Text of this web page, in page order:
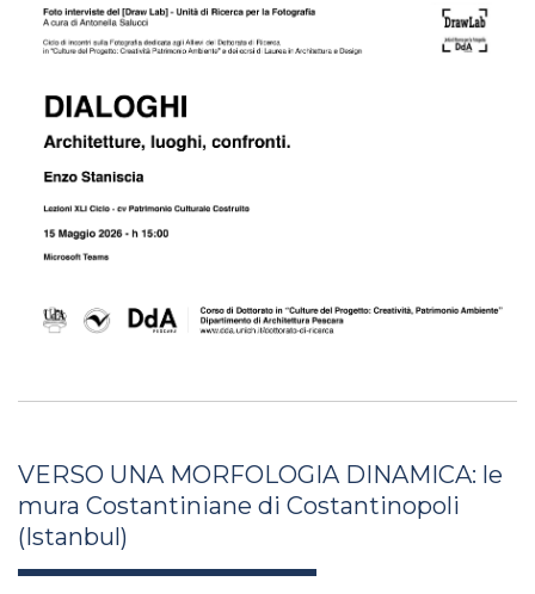
VERSO UNA MORFOLOGIA DINAMICA: le
mura Costantiniane di Costantinopoli
(Istanbul)